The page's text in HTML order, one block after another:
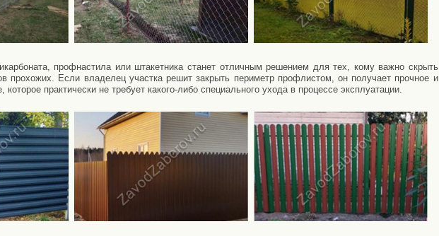
профнастила или штакетника станет отличным решением для тех, кому важно скрыть
прохожих. Если владелец участка решит закрыть периметр профлистом, он получает прочное и
которое практически не требует какого-либо специального ухода в процессе эксплуатации.